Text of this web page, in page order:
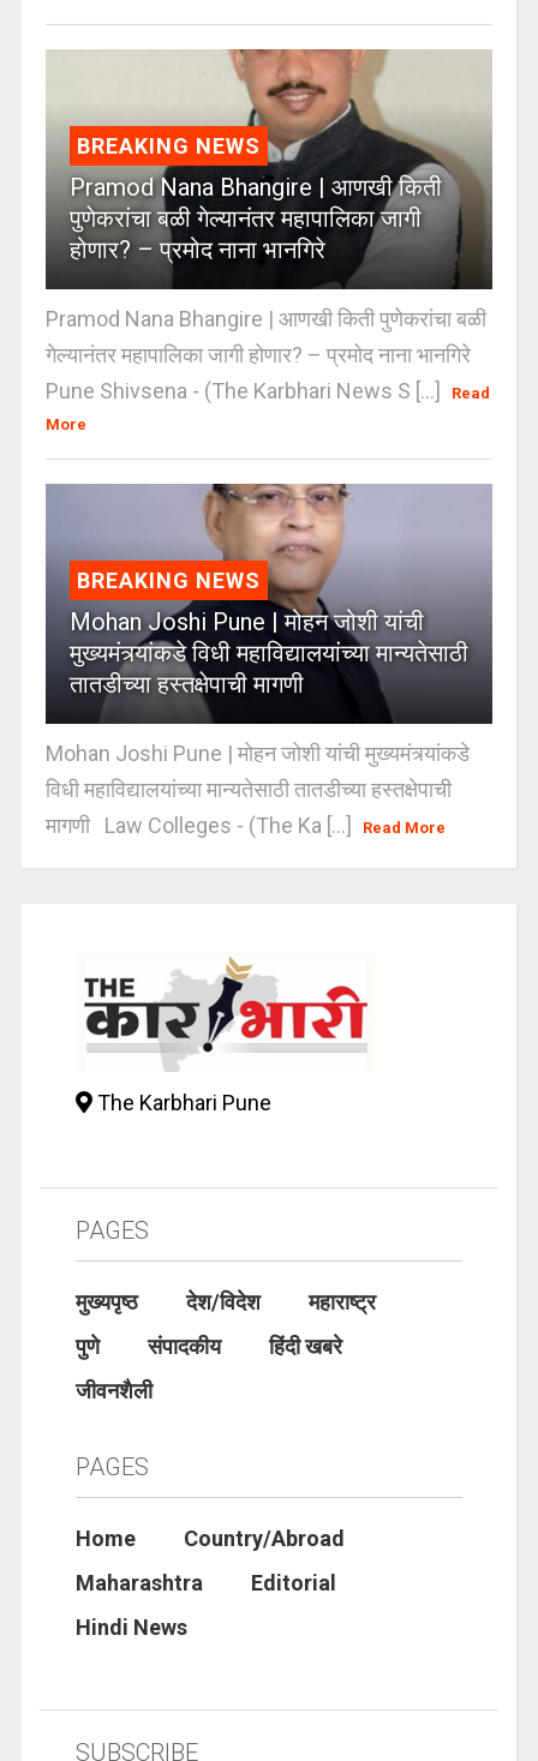
BREAKING NEWS
Pramod Nana Bhangire | आणखी किती
पुणेकरांचा बळी गेल्यानंतर महापालिका जागी
होणार? – प्रमोद नाना भानगिरे
Pramod Nana Bhangire | आणखी किती पुणेकरांचा बळी
गेल्यानंतर महापालिका जागी होणार? – प्रमोद नाना भानगिरे
Pune Shivsena - (The Karbhari News S [...]
Read
More
BREAKING NEWS
Mohan Joshi Pune | मोहन जोशी यांची
मुख्यमंत्र्यांकडे विधी महाविद्यालयांच्या मान्यतेसाठी
तातडीच्या हस्तक्षेपाची मागणी
Mohan Joshi Pune | मोहन जोशी यांची मुख्यमंत्र्यांकडे
विधी महाविद्यालयांच्या मान्यतेसाठी तातडीच्या हस्तक्षेपाची
मागणी Law Colleges - (The Ka [...]
Read More
The Karbhari Pune
PAGES
मुख्यपृष्ठ देश/विदेश
महाराष्ट्र
पुणे
संपादकीय
हिंदी खबरे
जीवनशैली
PAGES
Home
Country/Abroad
Maharashtra
Editorial
Hindi News
SUBSCRIBE